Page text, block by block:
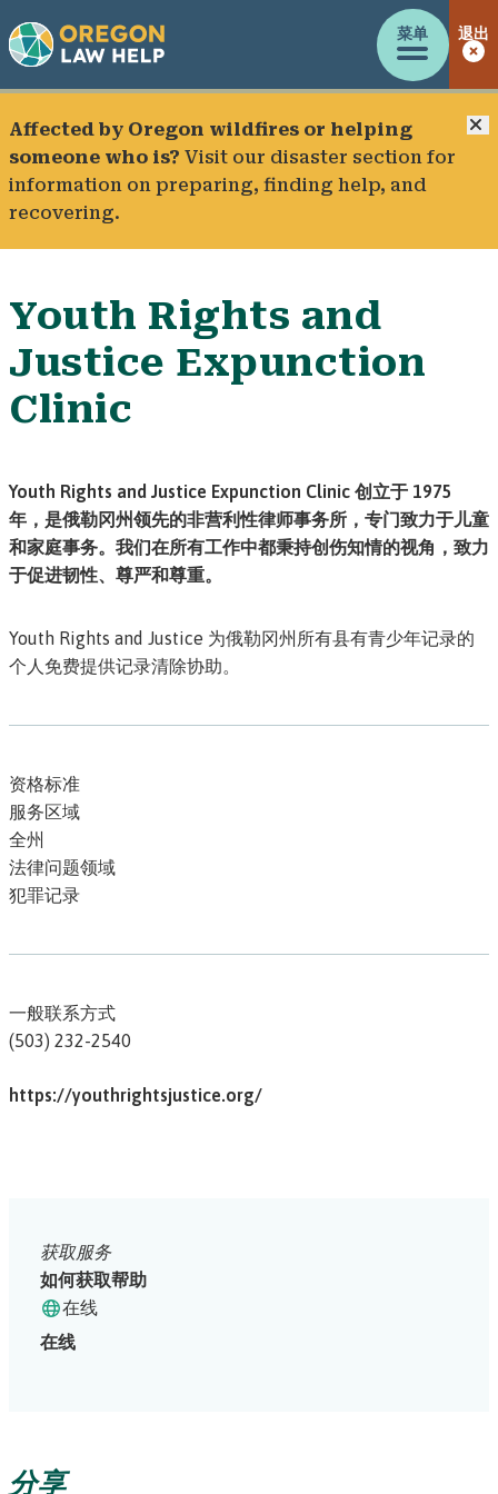
菜单 退出
Affected by Oregon wildfires or helping
someone who is? Visit our disaster section for
information on preparing, finding help, and
recovering.
Youth Rights and
Justice Expunction
Clinic
Youth Rights and Justice Expunction Clinic 创立于 1975
年，是俄勒冈州领先的非营利性律师事务所，专门致力于儿童
和家庭事务。我们在所有工作中都秉持创伤知情的视角，致力
于促进韧性、尊严和尊重。
Youth Rights and Justice 为俄勒冈州所有县有青少年记录的
个人免费提供记录清除协助。
资格标准
服务区域
全州
法律问题领域
犯罪记录
一般联系方式
(503) 232-2540
https://youthrightsjustice.org/
获取服务
如何获取帮助
在线
在线
分享